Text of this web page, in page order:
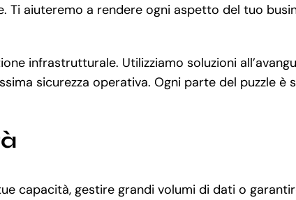
Ti aiuteremo a rendere ogni aspetto del tuo
infrastrutturale. Utilizziamo soluzioni
sicurezza operativa. Ogni parte del puzzle
capacità, gestire grandi volumi di dati o